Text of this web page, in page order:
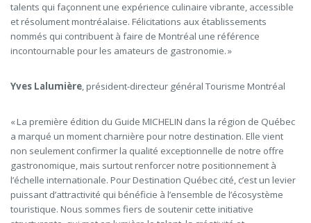
talents qui façonnent une expérience culinaire vibrante, accessible
et résolument montréalaise. Félicitations aux établissements
nommés qui contribuent à faire de Montréal une référence
incontournable pour les amateurs de gastronomie. »
Yves Lalumière, président-directeur général Tourisme Montréal
« La première édition du Guide MICHELIN dans la région de Québec
a marqué un moment charnière pour notre destination. Elle vient
non seulement confirmer la qualité exceptionnelle de notre offre
gastronomique, mais surtout renforcer notre positionnement à
l’échelle internationale. Pour Destination Québec cité, c’est un levier
puissant d’attractivité qui bénéficie à l’ensemble de l’écosystème
touristique. Nous sommes fiers de soutenir cette initiative